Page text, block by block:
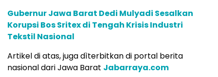
Gubernur Jawa Barat Dedi Mulyadi Sesalkan
Korupsi Bos Sritex di Tengah Krisis Industri
Tekstil Nasional
Artikel di atas, juga dìterbitkan di portal berita
nasional dari Jawa Barat Jabarraya.com